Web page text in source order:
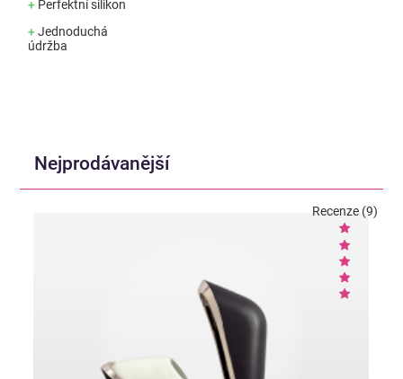
+Perfektní silikon
+Jednoduchá
údržba
Nejprodávanější
Recenze (9)